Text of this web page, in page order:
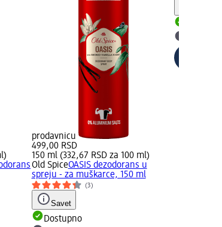
prodavnicu
499,00 RSD
150 ml (332,67 RSD za 100 ml)
Old SpiceOASIS dezodorans u
spreju - za muškarce, 150 ml
(3)
Savet
Dostupno